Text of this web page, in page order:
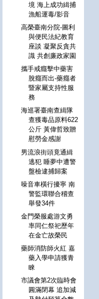
境 海上成功緝捕
漁船運毒/影音
高榮臺南分院-圖利
與便民法紀教育
座談 凝聚反貪共
識 共創廉政家園
攜手戒癮擊中藥害
脫癮而出-藥癮者
暨家屬支持性服
務
海巡署臺南查緝隊
查獲毒品原料622
公斤 黃偉哲致贈
慰勞金感謝
男流浪街頭竟通緝
逃犯 睡夢中遭警
盤檢逮捕歸案
噪音車橫行擾寧 南
警監環聯合稽查
舉發34件
金門榮服處游文勇
率同仁祭祀歷年
在金亡故榮民
藥師消防師火紅 嘉
藥入學申請獲青
睞
市議會第2次臨時會
圓滿閉幕 追加減